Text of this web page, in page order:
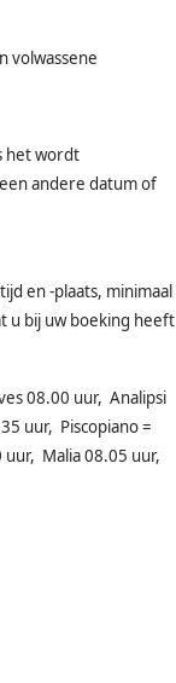
volwassene
het wordt
andere datum of
en -plaats, minimaal
u bij uw boeking heeft
08.00 uur, Analipsi
uur, Piscopiano =
Malia 08.05 uur,